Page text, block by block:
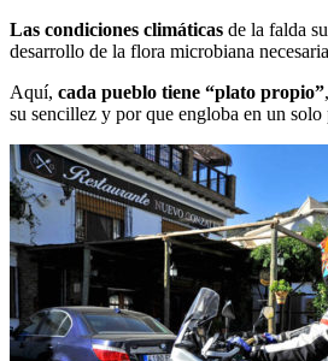
Las condiciones climáticas de la falda
desarrollo de la flora microbiana necesaria
Aquí, cada pueblo tiene “plato propio”
su sencillez y por que engloba en un